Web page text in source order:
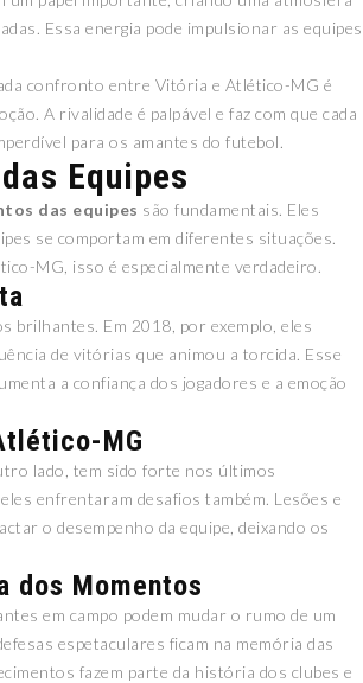
Essa energia pode impulsionar as equipes
confronto entre Vitória e Atlético-MG é
A rivalidade é palpável e faz com que cada
para os amantes do futebol.
Equipes
das equipes são fundamentais. Eles
se comportam em diferentes situações.
MG, isso é especialmente verdadeiro.
brilhantes. Em 2018, por exemplo, eles
de vitórias que animou a torcida. Esse
a confiança dos jogadores e a emoção
MG
lado, tem sido forte nos últimos
enfrentaram desafios também. Lesões e
o desempenho da equipe, deixando os
dos Momentos
em campo podem mudar o rumo de um
espetaculares ficam na memória das
fazem parte da história dos clubes e